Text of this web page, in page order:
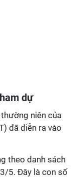
dự
thường niên của
) đã diễn ra vào
theo danh sách
5. Đây là con số